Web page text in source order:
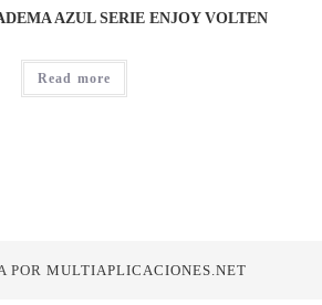
AZUL SERIE ENJOY VOLTEN
Read more
POR MULTIAPLICACIONES.NET